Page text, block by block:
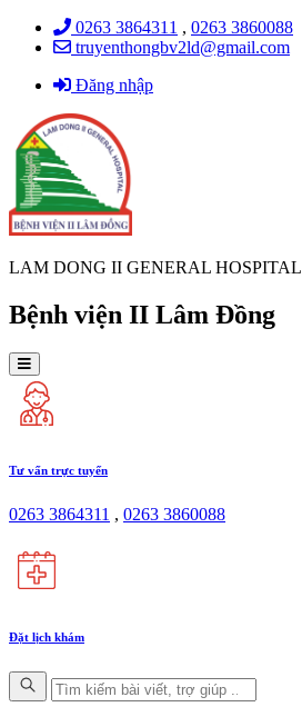
0263 3864311 , 0263 3860088
truyenthongbv2ld@gmail.com
Đăng nhập
LAM DONG II GENERAL HOSPITAL
Bệnh viện II Lâm Đồng
Tư vấn trực tuyến
0263 3864311 , 0263 3860088
Đặt lịch khám